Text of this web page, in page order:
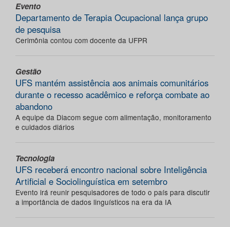
Evento
Departamento de Terapia Ocupacional lança grupo
de pesquisa
Cerimônia contou com docente da UFPR
Gestão
UFS mantém assistência aos animais comunitários
durante o recesso acadêmico e reforça combate ao
abandono
A equipe da Diacom segue com alimentação, monitoramento
e cuidados diários
Tecnologia
UFS receberá encontro nacional sobre Inteligência
Artificial e Sociolinguística em setembro
Evento irá reunir pesquisadores de todo o país para discutir
a importância de dados linguísticos na era da IA